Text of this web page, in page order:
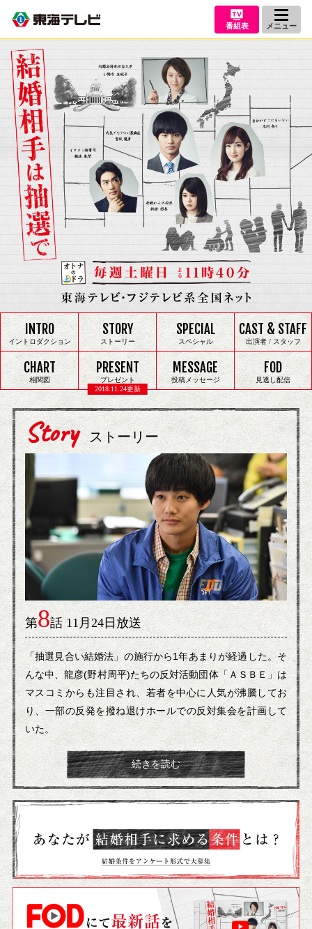
番組表 メニュー
INTRO
イントロダクション
STORY
ストーリー
SPECIAL
スペシャル
CAST & STAFF
出演者 / スタッフ
CHART
相関図
PRESENT
プレゼント
2018.11.24更新
MESSAGE
投稿メッセージ
FOD
見逃し配信
Story ストーリー
第8話 11月24日放送
「抽選見合い結婚法」の施行から1年あまりが経過した。そ
んな中、龍彦(野村周平)たちの反対活動団体「ＡＳＢＥ」は
マスコミからも注目され、若者を中心に人気が沸騰してお
り、一部の反発を撥ね退けホールでの反対集会を計画して
いた。
続きを読む